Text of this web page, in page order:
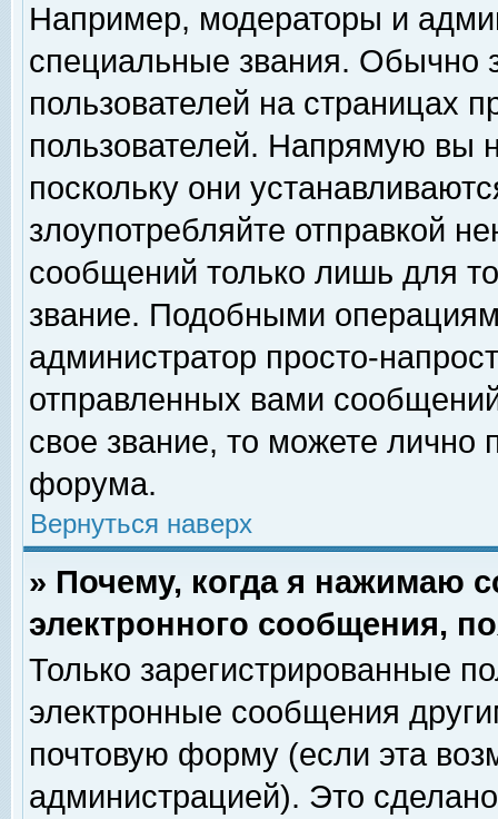
Например, модераторы и
специальные звания. Обычно
пользователей на страницах
пользователей. Напрямую вы
поскольку они
злоупотребляйте отправкой
сообщений только лишь для
звание. Подобными
администратор просто-
отправленных вами
свое звание, то можете лично
форума.
Вернуться наверх
» Почему, когда я нажимаю
электронного сообщения,
Только зарегистрированные
электронные сообщения
почтовую форму (если эта
администрацией). Это